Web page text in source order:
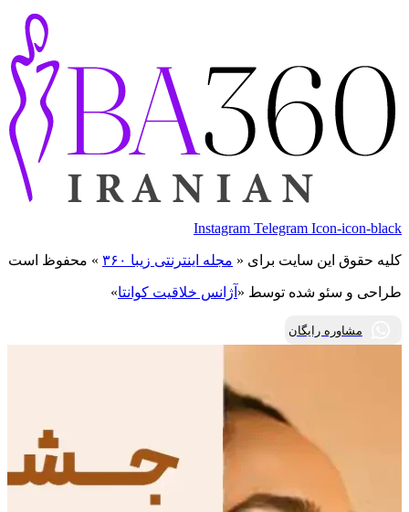
Instagram Telegram Icon-icon-black
کلیه حقوق این سایت برای « مجله اینترنتی زیبا ۳۶۰ » محفوظ است
طراحی و سئو شده توسط « آژانس خلاقیت کوانتا»
مشاوره رایگان